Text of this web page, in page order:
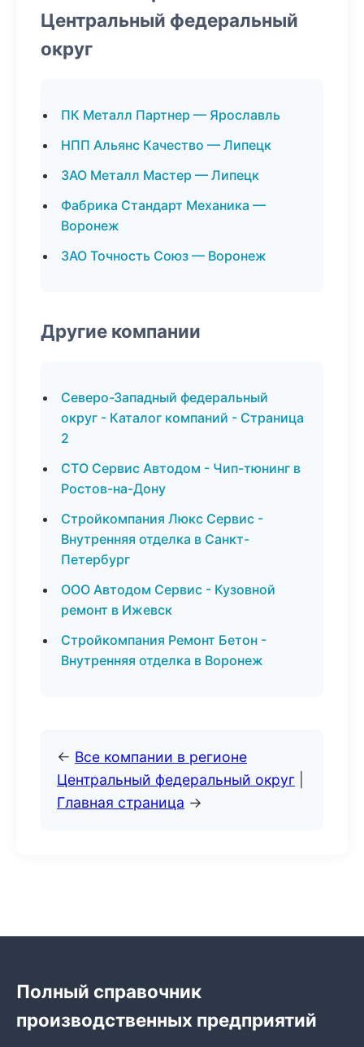
Центральный федеральный
округ
ПК Металл Партнер — Ярославль
НПП Альянс Качество — Липецк
ЗАО Металл Мастер — Липецк
Фабрика Стандарт Механика —
Воронеж
ЗАО Точность Союз — Воронеж
Другие компании
Северо-Западный федеральный
округ - Каталог компаний - Страница
2
СТО Сервис Автодом - Чип-тюнинг в
Ростов-на-Дону
Стройкомпания Люкс Сервис -
Внутренняя отделка в Санкт-
Петербург
ООО Автодом Сервис - Кузовной
ремонт в Ижевск
Стройкомпания Ремонт Бетон -
Внутренняя отделка в Воронеж
← Все компании в регионе
Центральный федеральный округ
Главная страница →
Полный справочник
производственных предприятий